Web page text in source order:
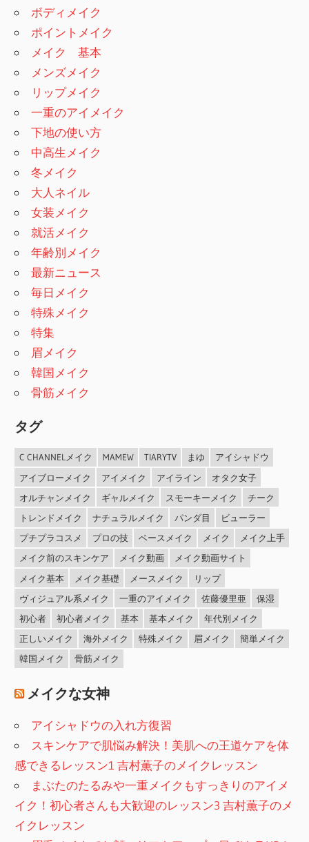
ボディメイク
ポイントメイク
メイク 基本
メンズメイク
リップメイク
一重のアイメイク
下地の使い方
中高生メイク
冬メイク
大人ネイル
女装メイク
就活メイク
年齢別メイク
最新ニュース
毎日メイク
特殊メイク
特集
眉メイク
韓国メイク
骨筋メイク
タグ
C CHANNELメイク MAMEW TIARYTV まゆ
アイシャドウ
アイブローメイク
アイメイク アイライン
オタク女子
オルチャンメイク
ギャルメイク スモーキーメイク
チーク
トレンドメイク
ナチュラルメイク パンダ目
ビューラー
プチプラコスメ
プロの技 ベースメイク メイク
メイク上手
メイク前のスキンケア
メイク動画
メイク動画サイト
メイク基本
メイク基礎 メースメイク
リップ
ヴィジュアル系メイク
一重のアイメイク 佐藤優里亜
保湿
初心者
初心者メイク 基本 基本メイク
年代別メイク
正しいメイク
海外メイク 特殊メイク 眉メイク
簡単メイク
韓国メイク
骨筋メイク
メイクな女神
アイシャドウの入れ方復習
スキンケアで肌悩み解決！美肌への王道ケアを体
感できるレッスン1 吉村薫子のメイクレッスン
まぶたのたるみや一重メイクもすっきりのアイメ
イク！初心者さんも大歓迎のレッスン3 吉村薫子のメ
イクレッスン